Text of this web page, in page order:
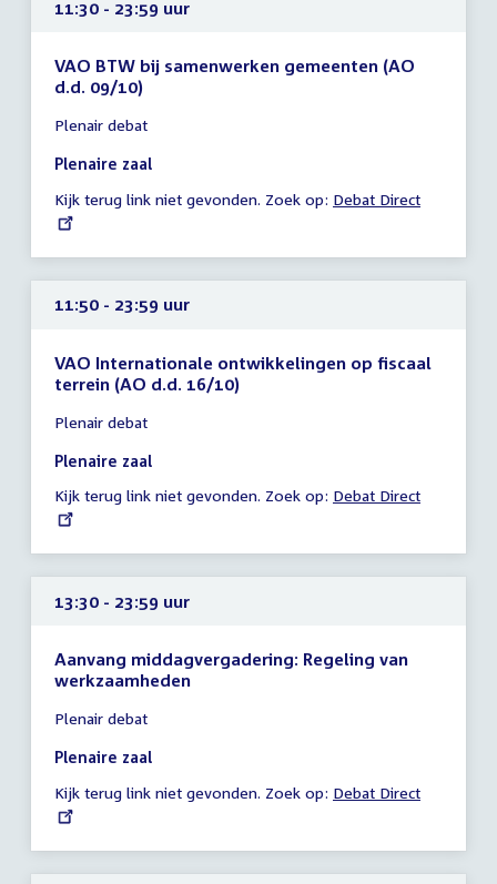
11:30 - 23:59 uur
VAO BTW bij samenwerken gemeenten (AO
d.d. 09/10)
vergadering
11:30
23:59
uur
Plenair debat
Plenaire zaal
Kijk terug link niet gevonden. Zoek op: External
Debat Direct
11:50 - 23:59 uur
VAO Internationale ontwikkelingen op fiscaal
terrein (AO d.d. 16/10)
vergadering
11:50
23:59
uur
Plenair debat
Plenaire zaal
Kijk terug link niet gevonden. Zoek op: External
Debat Direct
13:30 - 23:59 uur
Aanvang middagvergadering: Regeling van
werkzaamheden
vergadering
13:30
23:59
uur
Plenair debat
Plenaire zaal
Kijk terug link niet gevonden. Zoek op: External
Debat Direct